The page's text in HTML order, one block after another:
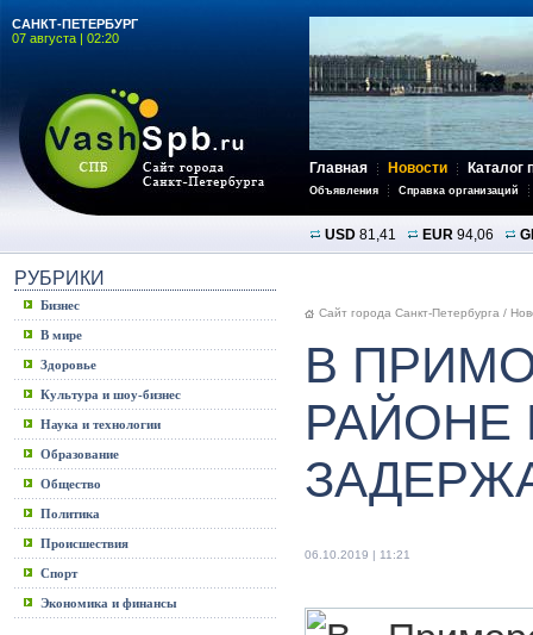
САНКТ-ПЕТЕРБУРГ
07 августа | 02:20
Главная Новости Каталог
Объявления Справка организаций
USD 81,41 EUR 94,06
РУБРИКИ
Бизнес
В мире
Здоровье
Культура и шоу-бизнес
Наука и технологии
Образование
Общество
Политика
Происшествия
Спорт
Экономика и финансы
Сайт города Санкт-Петербурга /
В
РАЙОНЕ
06.10.2019 | 11:21